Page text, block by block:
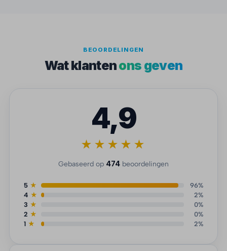
BEOORDELINGEN
Wat klantenons geven
4,9
★★★★★
Gebaseerd op 474 beoordelingen
5 ★
96%
4 ★
2%
3 ★
0%
2 ★
0%
1 ★ 2%